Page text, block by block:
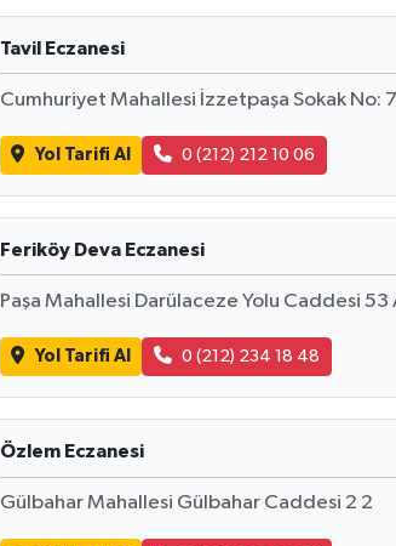
Tavil Eczanesi
Cumhuriyet Mahallesi İzzetpaşa Sokak No:
Yol Tarifi Al 0 (212) 212 10 06
Feriköy Deva Eczanesi
Paşa Mahallesi Darülaceze Yolu Caddesi 53
Yol Tarifi Al 0 (212) 234 18 48
Özlem Eczanesi
Gülbahar Mahallesi Gülbahar Caddesi 2 2